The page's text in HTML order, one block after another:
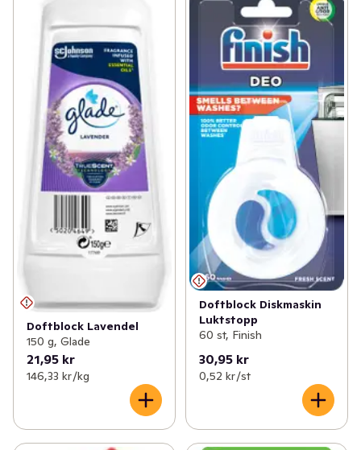
Doftblock Lavendel
150 g, Glade
21,95 kr
146,33 kr /kg
Doftblock Diskmaskin
Luktstopp
60 st, Finish
30,95 kr
0,52 kr /st